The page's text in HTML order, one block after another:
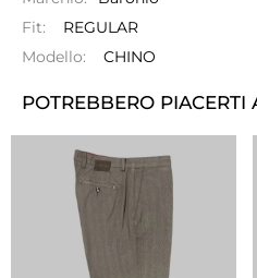
Fit:
REGULAR
Modello:
CHINO
POTREBBERO PIACERTI